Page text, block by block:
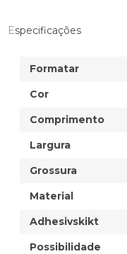
Especificações
Formatar
Cor
Comprimento
Largura
Grossura
Material
Adhesivskikt
Possibilidade